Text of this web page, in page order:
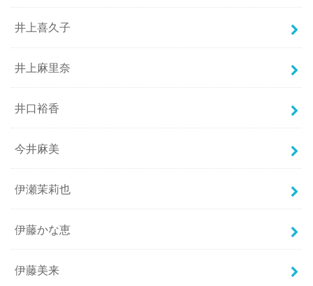
井上喜久子
井上麻里奈
井口裕香
今井麻美
伊瀬茉莉也
伊藤かな恵
伊藤美来